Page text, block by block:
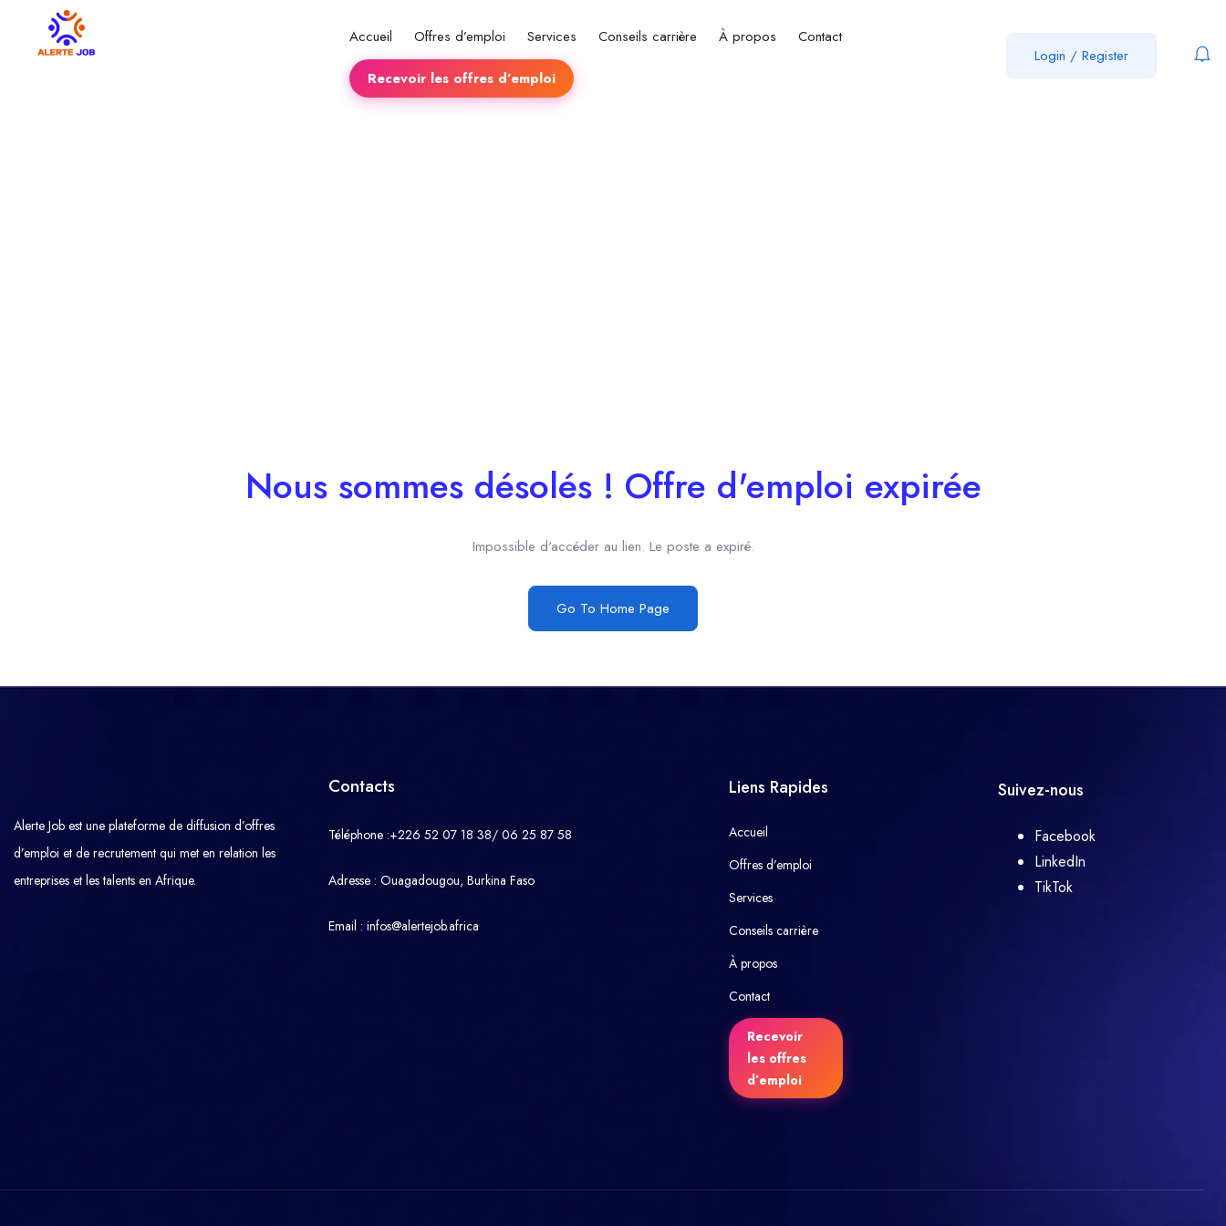
Accueil Offres d’emploi Services Conseils carrière À propos Contact
Recevoir les offres d’emploi
Login / Register
Nous sommes désolés ! Offre d'emploi expirée
Impossible d'accéder au lien. Le poste a expiré.
Go To Home Page
Alerte Job est une plateforme de diffusion d’offres
d’emploi et de recrutement qui met en relation les
entreprises et les talents en Afrique.
Contacts
Téléphone :+226 52 07 18 38/ 06 25 87 58
Adresse : Ouagadougou, Burkina Faso
Email : infos@alertejob.africa
Liens Rapides
Accueil
Offres d’emploi
Services
Conseils carrière
À propos
Contact
Recevoir
les offres
d’emploi
Suivez-nous
Facebook
LinkedIn
TikTok